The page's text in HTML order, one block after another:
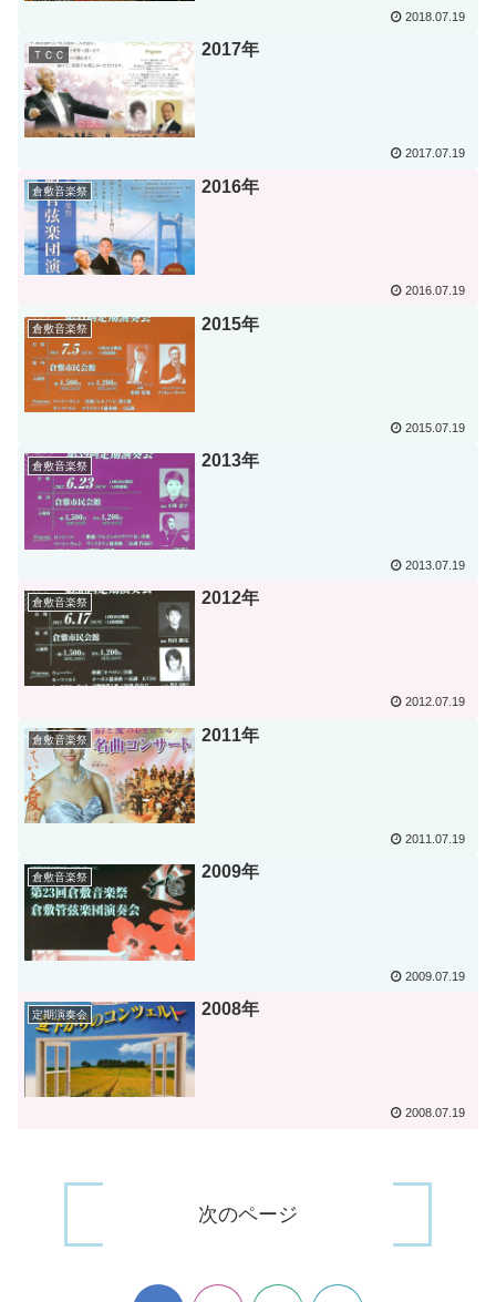
2018.07.19
ＴＣＣ 2017年
2017.07.19
倉敷音楽祭 2016年
2016.07.19
倉敷音楽祭 2015年
2015.07.19
倉敷音楽祭 2013年
2013.07.19
倉敷音楽祭 2012年
2012.07.19
倉敷音楽祭 2011年
2011.07.19
倉敷音楽祭 2009年
2009.07.19
定期演奏会 2008年
2008.07.19
次のページ